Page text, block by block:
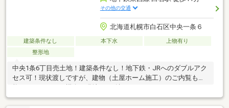
その他の交通
北海道札幌市白石区中央一条６
建築条件なし 本下水
上物有り
整形地
中央1条6丁目売土地！建築条件なし！地下鉄・JRへのダブルアク
セス可！現状渡しですが、建物（土屋ホーム施工）のご内覧も可